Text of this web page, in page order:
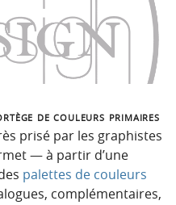
de couleurs primaires
prisé par les graphistes
— à partir d’une
palettes de couleurs
complémentaires,